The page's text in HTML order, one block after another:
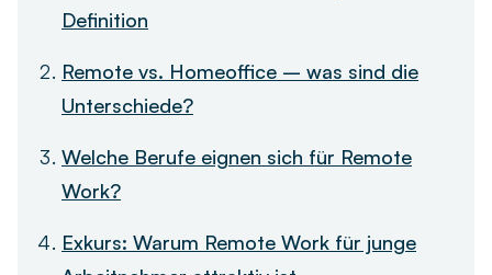
Definition
Remote vs. Homeoffice – was sind die
Unterschiede?
Welche Berufe eignen sich für Remote
Work?
Exkurs: Warum Remote Work für junge